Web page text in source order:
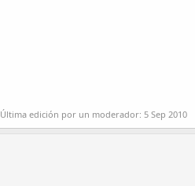
Última edición por un moderador: 5 Sep 2010